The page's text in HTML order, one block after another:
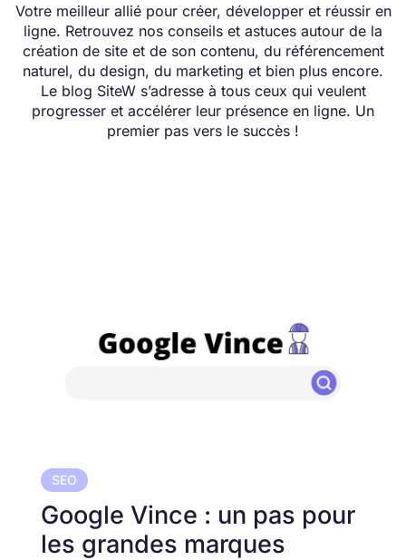
Votre meilleur allié pour créer, développer et réussir en
ligne. Retrouvez nos conseils et astuces autour de la
création de site et de son contenu, du référencement
naturel, du design, du marketing et bien plus encore.
Le blog SiteW s’adresse à tous ceux qui veulent
progresser et accélérer leur présence en ligne. Un
premier pas vers le succès !
SEO
Google Vince : un pas pour
les grandes marques